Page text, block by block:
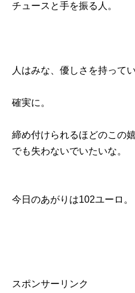
チュースと手を振る人。
人はみな、優しさを持ってい
確実に。
締め付けられるほどのこの
でも失わないでいたいな。
今日のあがりは102ユーロ。
スポンサーリンク